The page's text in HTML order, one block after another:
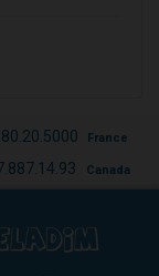
France
Canada